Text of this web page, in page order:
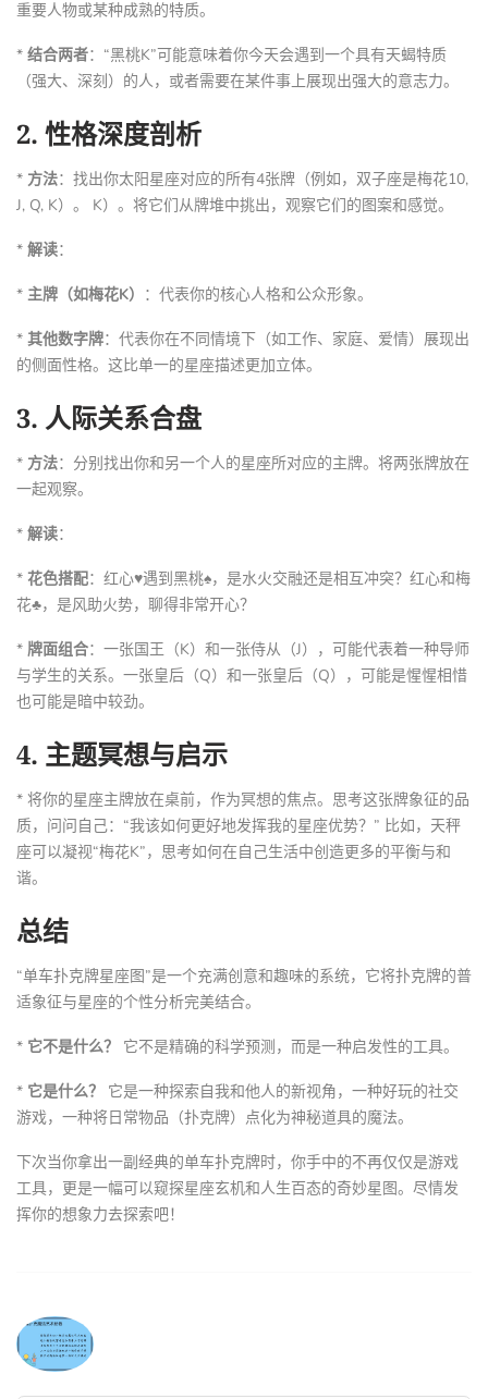
重要人物或某种成熟的特质。
* 结合两者：“黑桃K”可能意味着你今天会遇到一个具有天蝎特质
（强大、深刻）的人，或者需要在某件事上展现出强大的意志力。
2. 性格深度剖析
* 方法：找出你太阳星座对应的所有4张牌（例如，双子座是梅花10,
J, Q, K）。 K）。将它们从牌堆中挑出，观察它们的图案和感觉。
* 解读：
* 主牌（如梅花K） ：代表你的核心人格和公众形象。
* 其他数字牌：代表你在不同情境下（如工作、家庭、爱情）展现出
的侧面性格。这比单一的星座描述更加立体。
3. 人际关系合盘
* 方法：分别找出你和另一个人的星座所对应的主牌。将两张牌放在
一起观察。
* 解读：
* 花色搭配：红心♥遇到黑桃♠，是水火交融还是相互冲突？红心和梅
花♣，是风助火势，聊得非常开心？
* 牌面组合：一张国王（K）和一张侍从（J），可能代表着一种导师
与学生的关系。一张皇后（Q）和一张皇后（Q），可能是惺惺相惜
也可能是暗中较劲。
4. 主题冥想与启示
* 将你的星座主牌放在桌前，作为冥想的焦点。思考这张牌象征的品
质，问问自己：“我该如何更好地发挥我的星座优势？” 比如，天秤
座可以凝视“梅花K”，思考如何在自己生活中创造更多的平衡与和
谐。
总结
“单车扑克牌星座图”是一个充满创意和趣味的系统，它将扑克牌的普
适象征与星座的个性分析完美结合。
* 它不是什么？ 它不是精确的科学预测，而是一种启发性的工具。
* 它是什么？
它是一种探索自我和他人的新视角，一种好玩的社交
游戏，一种将日常物品（扑克牌）点化为神秘道具的魔法。
下次当你拿出一副经典的单车扑克牌时，你手中的不再仅仅是游戏
工具，更是一幅可以窥探星座玄机和人生百态的奇妙星图。尽情发
挥你的想象力去探索吧！